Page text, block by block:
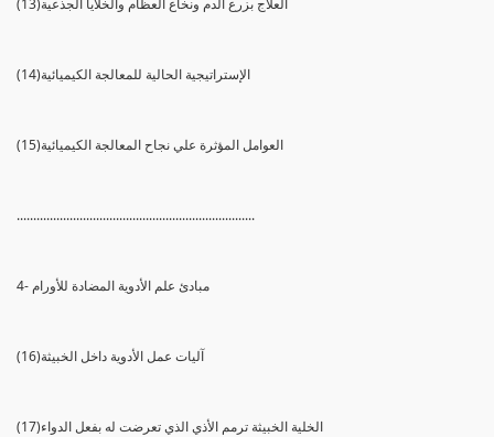
(14)الإستراتيجية الحالية للمعالجة الكيميائية
(15)العوامل المؤثرة علي نجاح المعالجة الكيميائية
........................................................................
4- مبادئ علم الأدوية المضادة للأورام
(16)آليات عمل الأدوية داخل الخبيثة
(17)الخلية الخبيثة ترمم الأذي الذي تعرضت له بفعل الدواء